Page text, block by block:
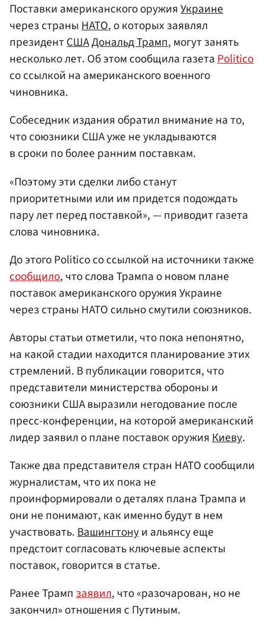
Поставки американского оружияУкраине
через страныНАТО, о которых заявлял
президентСШАДональд Трамп, могут занять
несколько лет. Об этом сообщила газетаPolitico
со ссылкой на американского военного
чиновника.
Собеседник издания обратил внимание на то,
что союзники США уже не укладываются
в сроки по более ранним поставкам.
«Поэтому эти сделки либо станут
приоритетными или им придется подождать
пару лет перед поставкой», — приводит газета
слова чиновника.
До этого Politico со ссылкой на источники также
сообщило, что слова Трампа о новом плане
поставок американского оружия Украине
через страны НАТО сильно смутили союзников.
Авторы статьи отметили, что пока непонятно,
на какой стадии находится планирование этих
стремлений. В публикации говорится, что
представители министерства обороны и
союзники США выразили негодование после
пресс-конференции, на которой американский
лидер заявил о плане поставок оружияКиеву.
Также два представителя стран НАТО сообщили
журналистам, что их пока не
проинформировали о деталях плана Трампа и
они не понимают, как именно будут в нем
участвовать.Вашингтонуи альянсу еще
предстоит согласовать ключевые аспекты
поставок, говорится в статье.
Ранее Трамп заявил, что «разочарован, но не
закончил» отношения с Путиным.